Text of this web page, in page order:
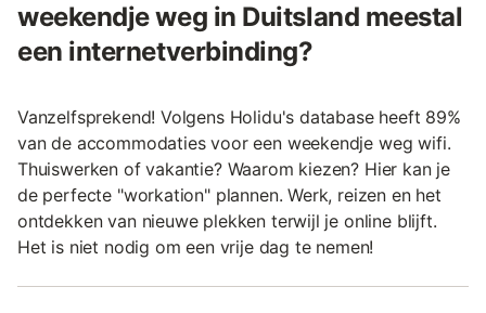
weekendje weg in Duitsland meestal
een internetverbinding?
Vanzelfsprekend! Volgens Holidu's database heeft 89%
van de accommodaties voor een weekendje weg wifi.
Thuiswerken of vakantie? Waarom kiezen? Hier kan je
de perfecte "workation" plannen. Werk, reizen en het
ontdekken van nieuwe plekken terwijl je online blijft.
Het is niet nodig om een vrije dag te nemen!